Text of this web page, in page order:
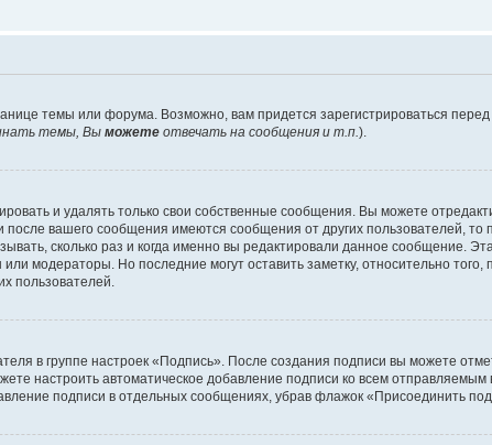
темы или форума. Возможно, вам придется зарегистрироваться
темы, Вы можете отвечать на сообщения и т.п.).
и удалять только свои собственные сообщения. Вы можете
вашего сообщения имеются сообщения от других пользователей,
сколько раз и когда именно вы редактировали данное сообщение.
модераторы. Но последние могут оставить заметку, относительно
пользователей.
в группе настроек «Подпись». После создания подписи вы можете
настроить автоматическое добавление подписи ко всем
подписи в отдельных сообщениях, убрав флажок «Присоединить